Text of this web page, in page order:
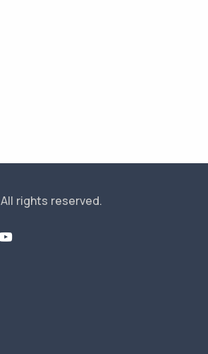
All rights reserved.